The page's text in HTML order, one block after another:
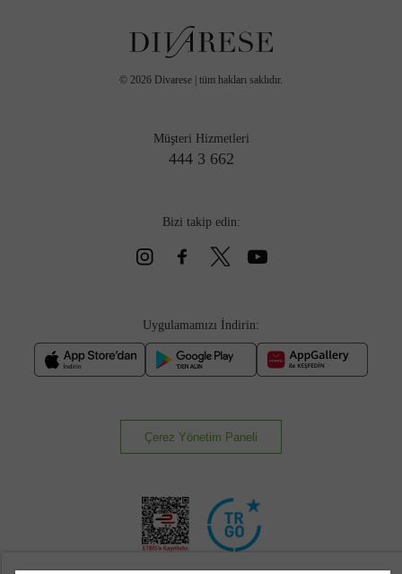
© 2026 Divarese | tüm hakları saklıdır.
Müşteri Hizmetleri
444 3 662
Bizi takip edin:
Uygulamamızı İndirin:
Çerez Yönetim Paneli